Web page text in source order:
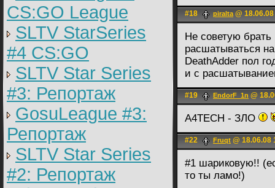
CS:GO League
SLTV StarSeries
#4 CS:GO
SLTV Star Series
#3: Репортаж
GosuLeague #3:
Репортаж
SLTV Star Series
#2: Репортаж
#18 piralta@
Не советую
расшатываться
DeathAdder пол
и с
#19 EndorF_1n @
A4TECH - ЗЛО
#22 Fruqt @ 18.06.08
#1 шариковую!!
то ты ламо!)